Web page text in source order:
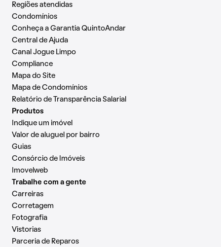
Regiões atendidas
Condomínios
Conheça a Garantia QuintoAndar
Central de Ajuda
Canal Jogue Limpo
Compliance
Mapa do Site
Mapa de Condomínios
Relatório de Transparência Salarial
Produtos
Indique um imóvel
Valor de aluguel por bairro
Guias
Consórcio de Imóveis
Imovelweb
Trabalhe com a gente
Carreiras
Corretagem
Fotografia
Vistorias
Parceria de Reparos